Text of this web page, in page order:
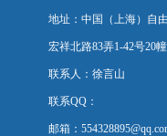
地址：中国（上海）自
宏祥北路83弄1-42号20
联系人：徐言山
联系QQ：
邮箱：